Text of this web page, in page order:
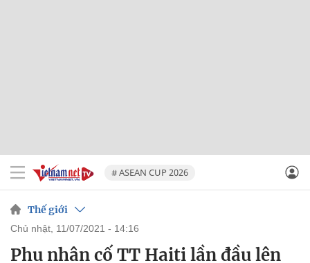
# ASEAN CUP 2026
Thế giới
chủ nhật, 11/07/2021 - 14:16
Phu nhân cố TT Haiti lần đầu lên